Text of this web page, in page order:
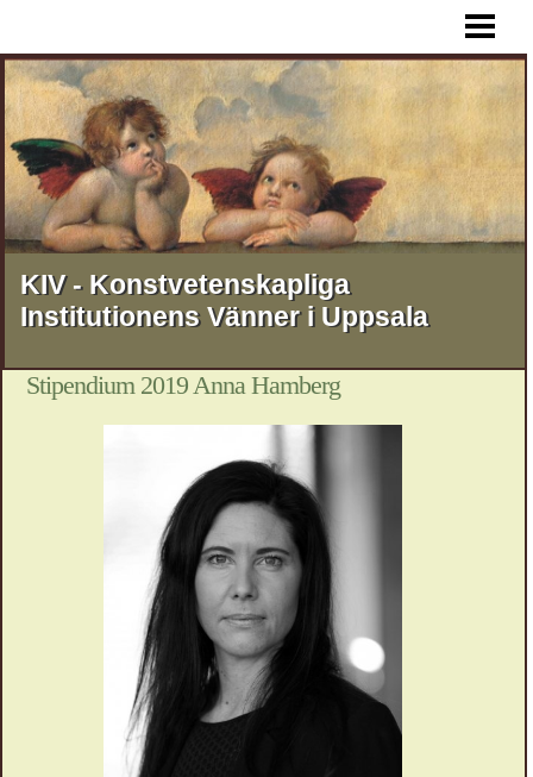
AKTUELLT
FÖREDRAG
RESOR
STIPENDIER
MEDLEMSSKAP
KONTAKT
OM KIV
KIV - Konstvetenskapliga
Institutionens Vänner i Uppsala
Stipendium 2019 Anna Hamberg